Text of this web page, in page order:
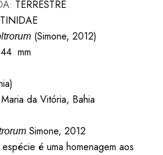
TERRESTRE
(Simone, 2012)
mm
da Vitória, Bahia
Simone, 2012
é uma homenagem aos